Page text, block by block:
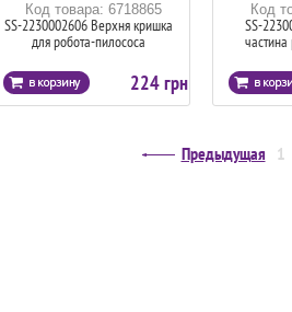
Код товара: 6718865
SS-2230002606 Верхня кришка
для робота-пилососа
224 грн
Код
SS-
Предыдущая 1